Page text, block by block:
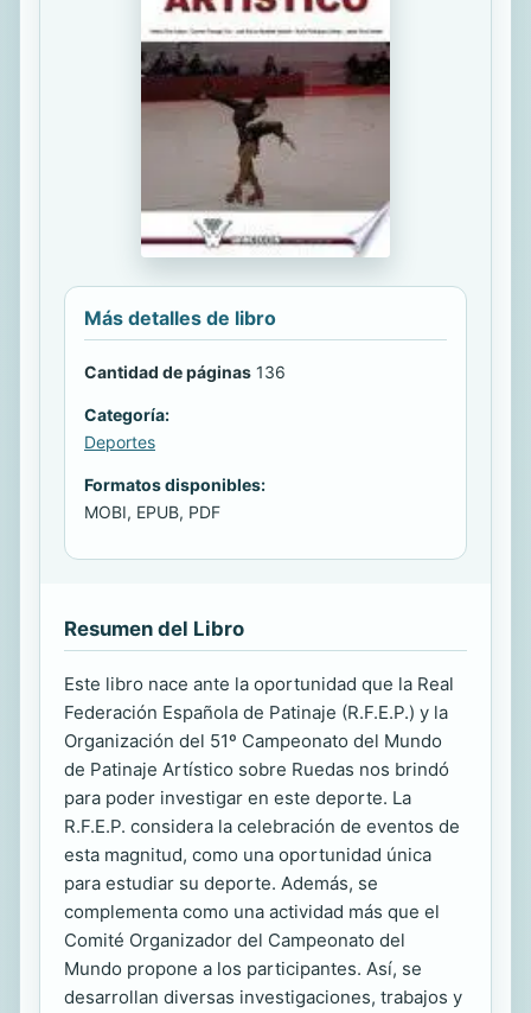
Más detalles de libro
Cantidad de páginas 136
Categoría:
Deportes
Formatos disponibles:
MOBI, EPUB, PDF
Resumen del Libro
Este libro nace ante la oportunidad que la Real
Federación Española de Patinaje (R.F.E.P.) y la
Organización del 51º Campeonato del Mundo
de Patinaje Artístico sobre Ruedas nos brindó
para poder investigar en este deporte. La
R.F.E.P. considera la celebración de eventos de
esta magnitud, como una oportunidad única
para estudiar su deporte. Además, se
complementa como una actividad más que el
Comité Organizador del Campeonato del
Mundo propone a los participantes. Así, se
desarrollan diversas investigaciones, trabajos y